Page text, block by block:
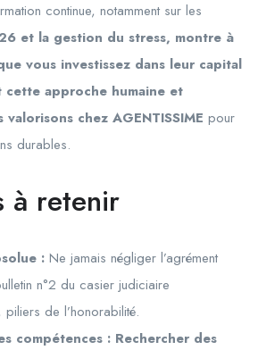
continue, notamment sur les
et la gestion du stress, montre à
vous investissez dans leur capital
cette approche humaine et
chez AGENTISSIME pour
durables.
à retenir
: Ne jamais négliger l’agrément
n°2 du casier judiciaire
de l’honorabilité.
compétences : Rechercher des